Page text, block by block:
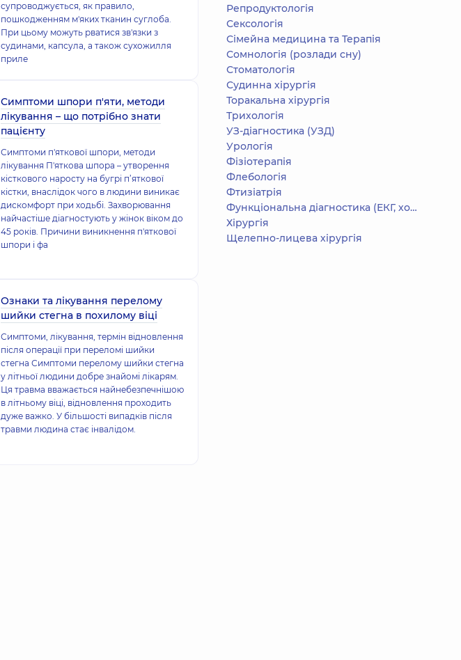
супроводжується, як правило,
пошкодженням м'яких тканин суглоба.
При цьому можуть рватися зв'язки з
судинами, капсула, а також сухожилля
приле
Симптоми шпори п'яти, методи
лікування – що потрібно знати
пацієнту
Симптоми п'яткової шпори, методи
лікування П'яткова шпора – утворення
кісткового наросту на бугрі п’яткової
кістки, внаслідок чого в людини виникає
дискомфорт при ходьбі. Захворювання
найчастіше діагностують у жінок віком до
45 років. Причини виникнення п'яткової
шпори і фа
Ознаки та лікування перелому
шийки стегна в похилому віці
Симптоми, лікування, термін відновлення
після операції при переломі шийки
стегна Симптоми перелому шийки стегна
у літньої людини добре знайомі лікарям.
Ця травма вважається найнебезпечнішою
в літньому віці, відновлення проходить
дуже важко. У більшості випадків після
травми людина стає інвалідом.
Репродуктологія
Сексологія
Сімейна медицина та Терапія
Сомнологія (розлади сну)
Стоматологія
Судинна хірургія
Торакальна хірургія
Трихологія
УЗ-діагностика (УЗД)
Урологія
Фізіотерапія
Флебологія
Фтизіатрія
Функціональна діагностика (ЕКГ, холтер, добове АТ)
Хірургія
Щелепно-лицева хірургія